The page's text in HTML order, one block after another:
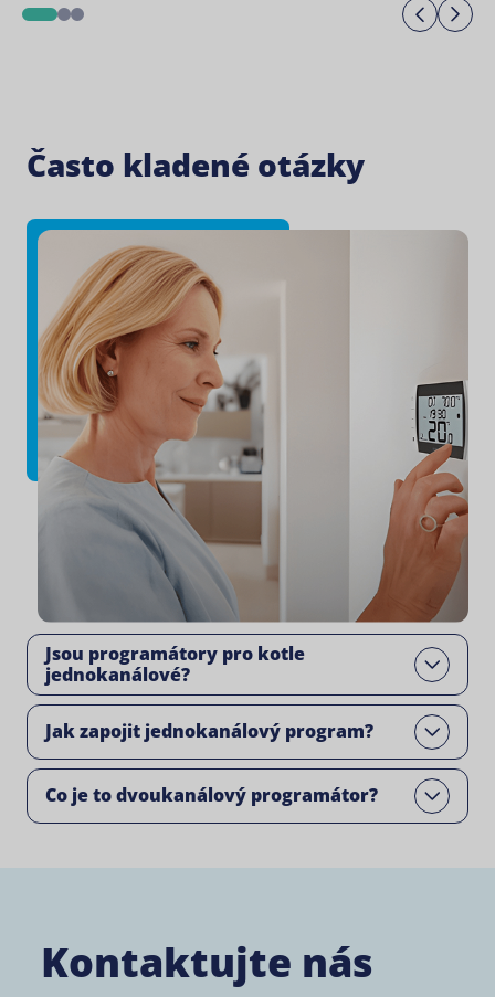
12
Často kladené otázky
Jsou programátory pro kotle
jednokanálové?
Open
Jak zapojit jednokanálový program?Open
Co je to dvoukanálový programátor?Open
Kontaktujte nás